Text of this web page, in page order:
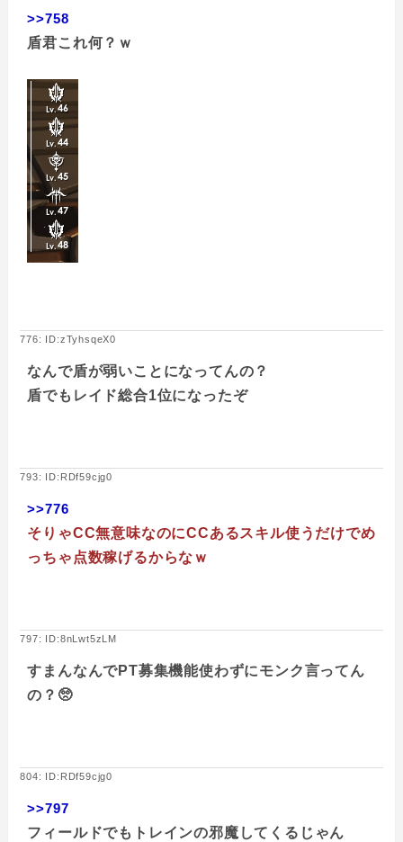
>>758
盾君これ何？ｗ
776: ID:zTyhsqeX0
なんで盾が弱いことになってんの？
盾でもレイド総合1位になったぞ
793: ID:RDf59cjg0
>>776
そりゃCC無意味なのにCCあるスキル使うだけでめ
っちゃ点数稼げるからなｗ
797: ID:8nLwt5zLM
すまんなんでPT募集機能使わずにモンク言ってん
の？🥺
804: ID:RDf59cjg0
>>797
フィールドでもトレインの邪魔してくるじゃん